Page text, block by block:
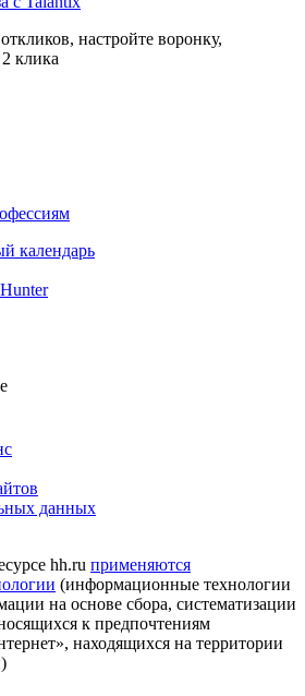
настройте воронку,
клика
календарь
данных
hh.ru применяются
(информационные технологии
на основе сбора, систематизации
к предпочтениям
находящихся на территории